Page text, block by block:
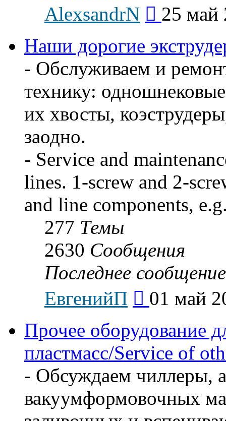
AlexsandrN
последнему
25 май
Наши дорогие
- Обслуживаем и
технику:
их хвосты,
заодно.
- Service and
lines. 1-screw and 2-
and line components,
277 Темы
2630 Сообщения
Последнее сообщение
ЕвгенийП
последнему
01 май
Прочее оборудование
пластмасс/Service of
- Обсуждаем чиллеры,
вакуумформовочных